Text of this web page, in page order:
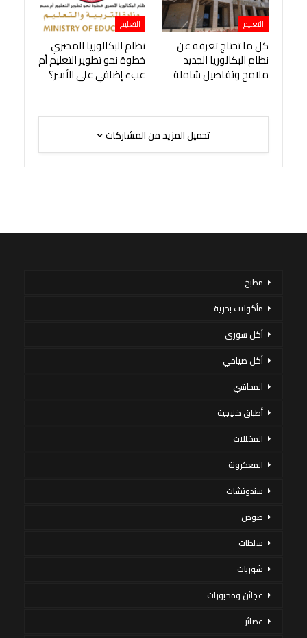
التعليم
كل ما تحتاج تعرفه عن
نظام البكالوريا الجديد
ملامح وتفاصيل شاملة
التعليم
نظام البكالوريا المصري
خطوة نحو تطوير التعليم أم
عبء إضافي على الأسر؟
تحميل المزيد من المشاركات
مطبخ
مأكولات بحرية
أكل سورى
أكل صيامي
المحاشي
أطباق خليجية
المخللات
المعكرونة
سندوتشات
صوص
سلطات
شوربات
عجائن ومخبوزات
عصائر